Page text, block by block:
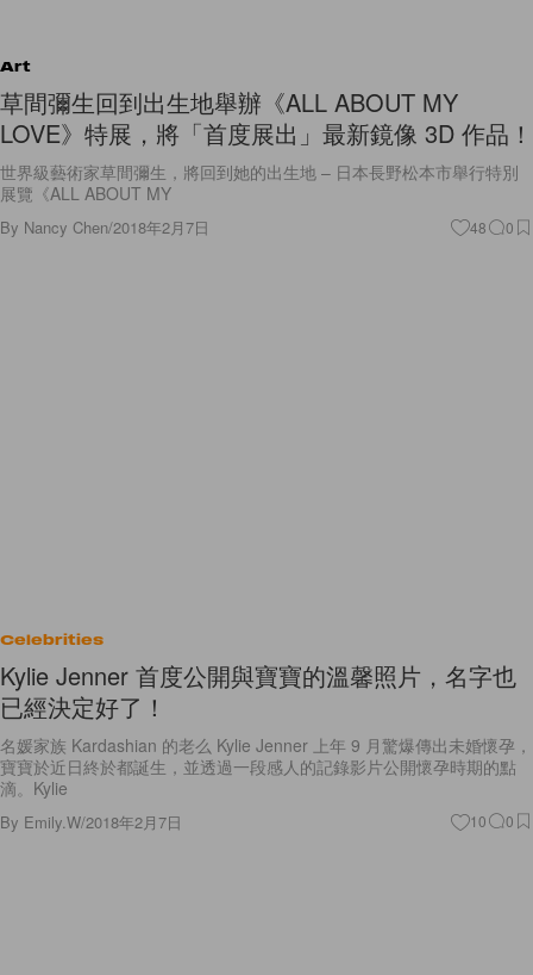
Art
草間彌生回到出生地舉辦《ALL ABOUT MY
LOVE》特展，將「首度展出」最新鏡像 3D 作品！
世界級藝術家草間彌生，將回到她的出生地 – 日本長野松本市舉行特別
展覽《ALL ABOUT MY
By Nancy Chen/2018年2月7日 48 0
Celebrities
Kylie Jenner 首度公開與寶寶的溫馨照片，名字也
已經決定好了！
名媛家族 Kardashian 的老么 Kylie Jenner 上年 9 月驚爆傳出未婚懷孕，
寶寶於近日終於都誕生，並透過一段感人的記錄影片公開懷孕時期的點
滴。Kylie
By Emily.W/2018年2月7日 10 0